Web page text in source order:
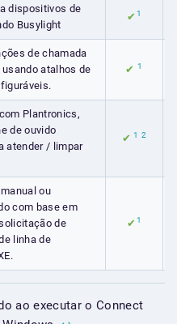
dispositivos de
Busylight
✔ 1
de chamada
atalhos de
✔ 1
Plantronics,
de ouvido
atender / limpar
✔ 1 2
ou
com base em
de
linha de
✔ 1
ao executar o Connect